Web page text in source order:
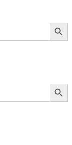
Search Button
Search Button